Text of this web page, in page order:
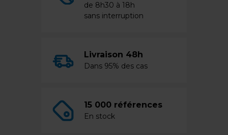
de 8h30 à 18h
sans interruption
Livraison 48h
Dans 95% des cas
15 000 références
En stock